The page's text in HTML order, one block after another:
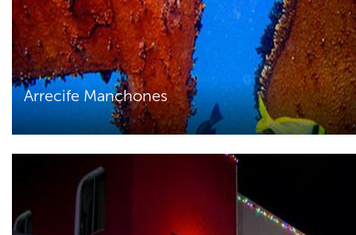
Arrecife Manchones